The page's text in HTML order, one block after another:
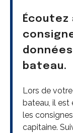
bateau.
Lors de
bateau, il est
les
capitaine.